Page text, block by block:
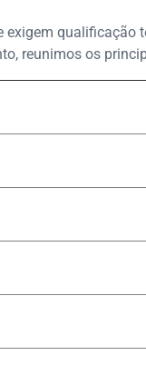
qualificação
reunimos os